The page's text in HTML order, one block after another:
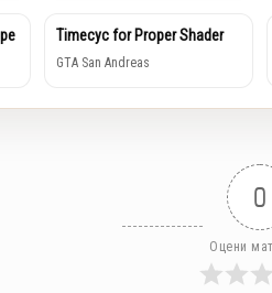
Timecyc for Proper Shader
GTA San Andreas
0
Оцени